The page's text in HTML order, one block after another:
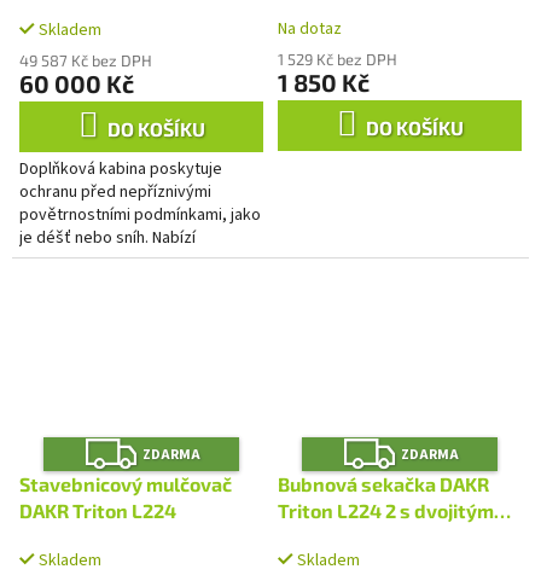
Skladem
49 587 Kč bez DPH
60 000 Kč
DO KOŠÍKU
Doplňková kabina poskytuje
ochranu před nepříznivými
povětrnostními podmínkami, jako
je déšť nebo sníh. Nabízí
dostatek prostoru pro pohodlnou
Na dotaz
1 529 Kč bez DPH
1 850 Kč
DO KOŠÍKU
Z
D
A
R
M
ZDARMA
Stavebnicový mulčovač
DAKR Triton L224
Skladem
Z
D
A
R
M
ZDARMA
Bubnová sekačka DAKR
Triton L224 2 s dvojitým
Skladem